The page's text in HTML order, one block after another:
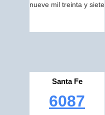
nueve mil treinta y siete
Santa Fe
6087